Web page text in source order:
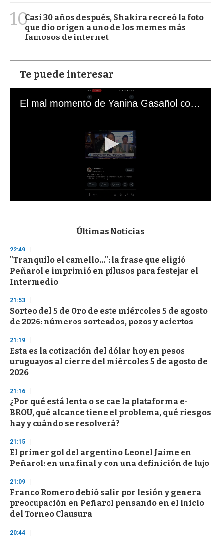
10Casi 30 años después, Shakira recreó la foto
que dio origen a uno de los memes más
famosos de internet
Te puede interesar
El mal momento de Yanina Gasañol con un hincha argentino en "Subrayado"
s
d
s
o
f
3
s
e
c
o
d
s
Últimas Noticias
22:49
"Tranquilo el camello...": la frase que eligió
Peñarol e imprimió en pilusos para festejar el
Intermedio
21:53
Sorteo del 5 de Oro de este miércoles 5 de agosto
de 2026: números sorteados, pozos y aciertos
21:19
Esta es la cotización del dólar hoy en pesos
uruguayos al cierre del miércoles 5 de agosto de
2026
21:16
¿Por qué está lenta o se cae la plataforma e-
BROU, qué alcance tiene el problema, qué riesgos
hay y cuándo se resolverá?
21:15
El primer gol del argentino Leonel Jaime en
Peñarol: en una final y con una definición de lujo
21:09
Franco Romero debió salir por lesión y genera
preocupación en Peñarol pensando en el inicio
del Torneo Clausura
20:44